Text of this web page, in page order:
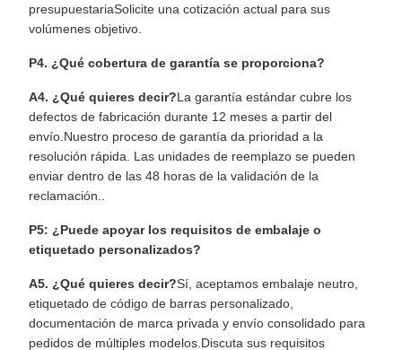
presupuestariaSolicite una cotización actual para sus
volúmenes objetivo.
P4. ¿Qué cobertura de garantía se proporciona?
A4. ¿Qué quieres decir?La garantía estándar cubre los
defectos de fabricación durante 12 meses a partir del
envío.Nuestro proceso de garantía da prioridad a la
resolución rápida. Las unidades de reemplazo se pueden
enviar dentro de las 48 horas de la validación de la
reclamación..
P5: ¿Puede apoyar los requisitos de embalaje o
etiquetado personalizados?
A5. ¿Qué quieres decir?Sí, aceptamos embalaje neutro,
etiquetado de código de barras personalizado,
documentación de marca privada y envío consolidado para
pedidos de múltiples modelos.Discuta sus requisitos